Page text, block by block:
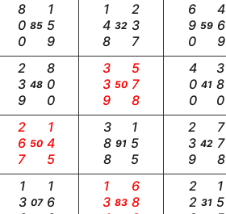
800 85 159 148 32 237 690 59469
239 48 800 339 50 578 400 41380
267 50 145 388 91 155 239 42778
136 07160 134 83 689 229 31155